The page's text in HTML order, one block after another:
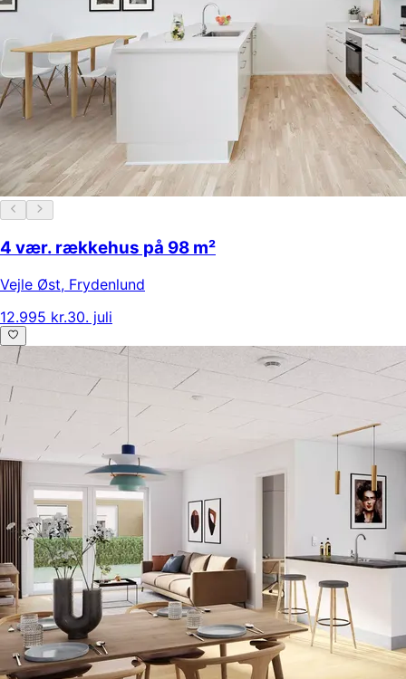
4 vær. rækkehus på 98 m²
Vejle Øst, Frydenlund
12.995 kr.30. juli